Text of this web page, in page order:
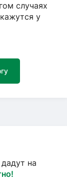
случаях
у
на